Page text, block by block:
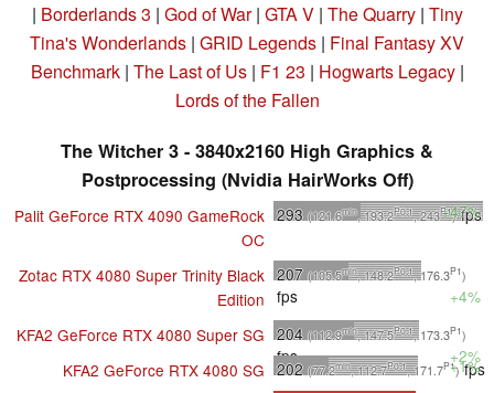
| Borderlands 3 | God of War| GTA V| The Quarry| Tiny
Tina's Wonderlands | GRID Legends | Final Fantasy XV
Benchmark| The Last of Us| F1 23 | Hogwarts Legacy|
Lords of the Fallen
The Witcher 3 - 3840x2160 High Graphics &
Postprocessing (Nvidia HairWorks Off)
Palit GeForce RTX 4090 GameRock
OC
293 (121.6min, 193.2P0.1, 243P1)fps
+47%
Zotac RTX 4080 Super Trinity Black
Edition
207 (105.5min, 148.2P0.1, 176.3P1)
fps
+4%
KFA2 GeForce RTX 4080 Super SG 204 (112.9min, 147.5P0.1, 173.3P1)
fps +2%
KFA2 GeForce RTX 4080 SG 202 (77.2min, 112.7P0.1, 171.7P1)fps
+1%